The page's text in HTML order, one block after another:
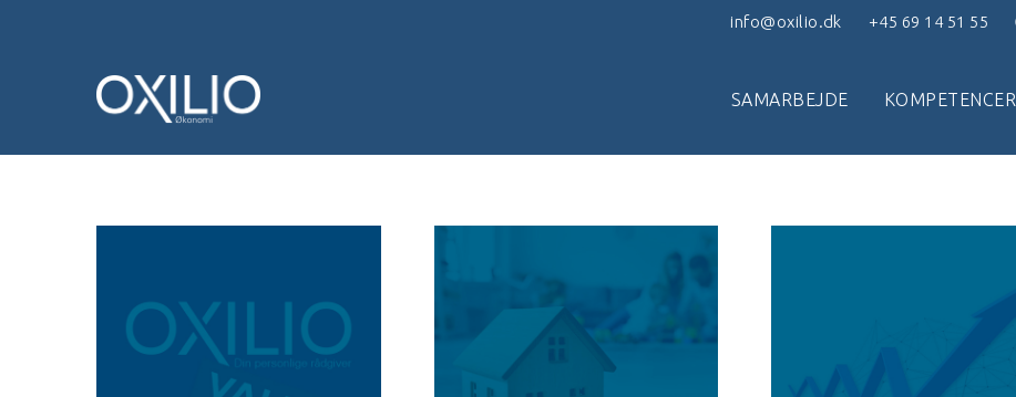
info@oxilio.dk +45 69 14 51 55
SAMARBEJDE KOMPETENCER